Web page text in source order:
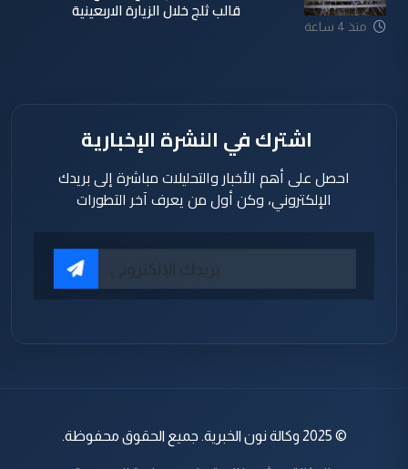
منذ 4 ساعة
قالب ثلج خلال الزيارة الاربعينية
اشترك في النشرة الإخبارية
احصل على أهم الأخبار والتحليلات مباشرة إلى بريدك
الإلكتروني، وكن أول من يعرف آخر التطورات
© 2025 وكالة نون الخبرية. جميع الحقوق محفوظة.